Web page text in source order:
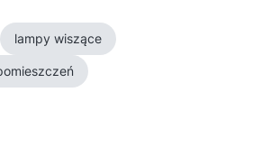
lampy wiszące